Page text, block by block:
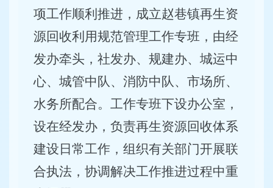
项工作顺利推进，成立赵巷镇再生资
源回收利用规范管理工作专班，由经
发办牵头，社发办、规建办、城运中
心、城管中队、消防中队、市场所、
水务所配合。工作专班下设办公室，
设在经发办，负责再生资源回收体系
建设日常工作，组织有关部门开展联
合执法，协调解决工作推进过程中重